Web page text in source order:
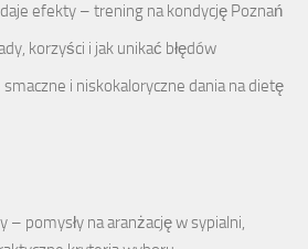
efekty – trening na kondycję Poznań
korzyści i jak unikać błędów
i niskokaloryczne dania na dietę
– pomysły na aranżację w sypialni,